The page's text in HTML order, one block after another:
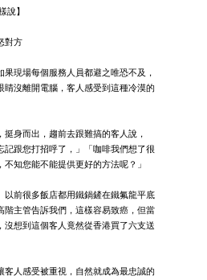
說】
對方
現場每個服務人員都避之唯恐不及，
睛沒離開電腦，客人感受到這種冷漠的
身而出，趨前去跟難搞的客人說，
記跟您打招呼了，」「咖啡我們想了很
知您能不能提供更好的方法呢？」
以前很多飯店都用鐵鍋鏟在鐵氟龍平底
階主管告訴我們，這樣容易致癌，但當
沒想到這個客人竟然從香港買了六支送
客人感受被重視，自然就成為最忠誠的